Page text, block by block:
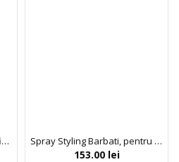
Spray pentru volum si redefinirea buclelor, Acticurl, Activilong, 250 ml Spray Styling Barbati, pentru Par cu Volum si Densitate, Hairburst, 125 ml
153.00 lei